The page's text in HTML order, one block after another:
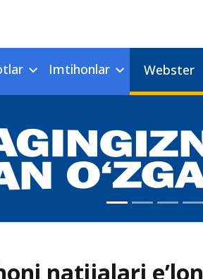
Imtihonlar Webster
natijalari e’lon